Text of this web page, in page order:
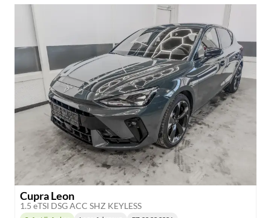
Cupra Leon
1.5 eTSI DSG ACC SHZ KEYLESS